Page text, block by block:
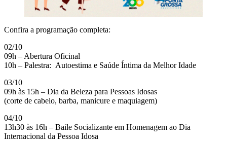
Confira a programação completa:
02/10
09h – Abertura Oficinal
10h – Palestra: Autoestima e Saúde Íntima da Melhor Idade
03/10
09h às 15h – Dia da Beleza para Pessoas Idosas
(corte de cabelo, barba, manicure e maquiagem)
04/10
13h30 às 16h – Baile Socializante em Homenagem ao Dia
Internacional da Pessoa Idosa